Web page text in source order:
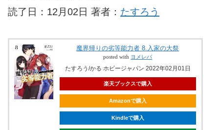
読了日：12月02日 著者： たすろう
魔界帰りの劣等能力者 8.入家の大祭
posted with ヨメレバ
たすろう/かる ホビージャパン 2022年02月01日
楽天ブックスで購入
Amazonで購入
Kindleで購入